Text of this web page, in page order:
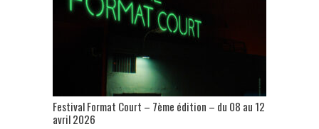
Festival Format Court – 7ème édition – du 08 au 12
avril 2026